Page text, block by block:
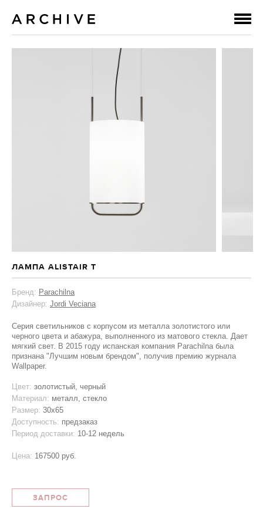
ЛАМПА ALISTAIR T
Бренд: Parachilna
Дизайнер: Jordi Veciana
Серия светильников с корпусом из металла золотистого или
черного цвета и абажура, выполненного из матового стекла. Дает
мягкий свет. В 2015 году испанская компания Parachilna была
признана "Лучшим новым брендом", получив премию журнала
Wallpaper.
Цвет: золотистый, черный
Материал: металл, стекло
Размер: 30х65
Доступность: предзаказ
Период доставки: 10-12 недель
Цена: 167500 руб.
ЗАПРОС